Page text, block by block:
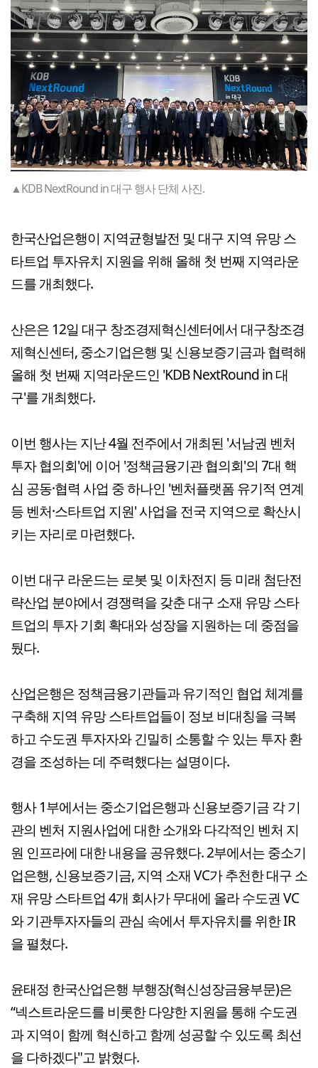
▲KDB NextRound in 대구 행사 단체 사진.
한국산업은행이 지역균형발전 및 대구 지역 유망 스
타트업 투자유치 지원을 위해 올해 첫 번째 지역라운
드를 개최했다.
산은은 12일 대구 창조경제혁신센터에서 대구창조경
제혁신센터, 중소기업은행 및 신용보증기금과 협력해
올해 첫 번째 지역라운드인 'KDB NextRound in 대
구'를 개최했다.
이번 행사는 지난 4월 전주에서 개최된 '서남권 벤처
투자 협의회'에 이어 '정책금융기관 협의회'의 7대 핵
심 공동·협력 사업 중 하나인 '벤처플랫폼 유기적 연계
등 벤처·스타트업 지원' 사업을 전국 지역으로 확산시
키는 자리로 마련했다.
이번 대구 라운드는 로봇 및 이차전지 등 미래 첨단전
략산업 분야에서 경쟁력을 갖춘 대구 소재 유망 스타
트업의 투자 기회 확대와 성장을 지원하는 데 중점을
뒀다.
산업은행은 정책금융기관들과 유기적인 협업 체계를
구축해 지역 유망 스타트업들이 정보 비대칭을 극복
하고 수도권 투자자와 긴밀히 소통할 수 있는 투자 환
경을 조성하는 데 주력했다는 설명이다.
행사 1부에서는 중소기업은행과 신용보증기금 각 기
관의 벤처 지원사업에 대한 소개와 다각적인 벤처 지
원 인프라에 대한 내용을 공유했다. 2부에서는 중소기
업은행, 신용보증기금, 지역 소재 VC가 추천한 대구 소
재 유망 스타트업 4개 회사가 무대에 올라 수도권 VC
와 기관투자자들의 관심 속에서 투자유치를 위한 IR
을 펼쳤다.
윤태정 한국산업은행 부행장(혁신성장금융부문)은
“넥스트라운드를 비롯한 다양한 지원을 통해 수도권
과 지역이 함께 혁신하고 함께 성공할 수 있도록 최선
을 다하겠다"고 밝혔다.